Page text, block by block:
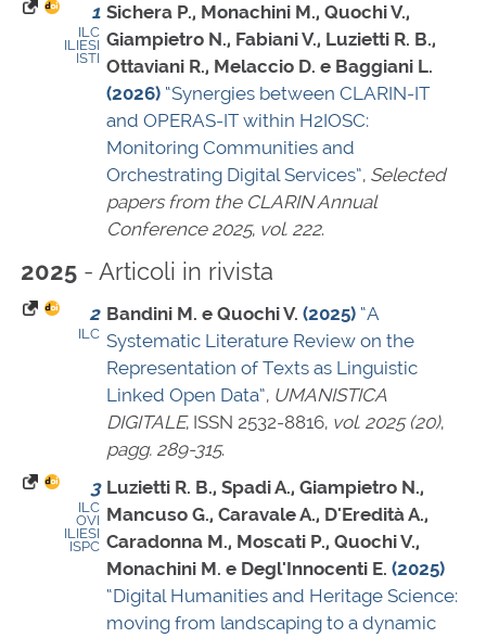
1
ILC
ILIESI
ISTI
Sichera P., Monachini M., Quochi V.,
Giampietro N., Fabiani V., Luzietti R. B.,
Ottaviani R., Melaccio D. e Baggiani L.
(2026) “Synergies between CLARIN-IT
and OPERAS-IT within H2IOSC:
Monitoring Communities and
Orchestrating Digital Services”, Selected
papers from the CLARIN Annual
Conference 2025, vol. 222.
2025 - Articoli in rivista
2
ILC
Bandini M. e Quochi V. (2025) “A
Systematic Literature Review on the
Representation of Texts as Linguistic
Linked Open Data”, UMANISTICA
DIGITALE, ISSN 2532-8816, vol. 2025 (20),
pagg. 289-315.
3
ILC
OVI
ILIESI
ISPC
Luzietti R. B., Spadi A., Giampietro N.,
Mancuso G., Caravale A., D'Eredità A.,
Caradonna M., Moscati P., Quochi V.,
Monachini M. e Degl'Innocenti E. (2025)
“Digital Humanities and Heritage Science:
moving from landscaping to a dynamic